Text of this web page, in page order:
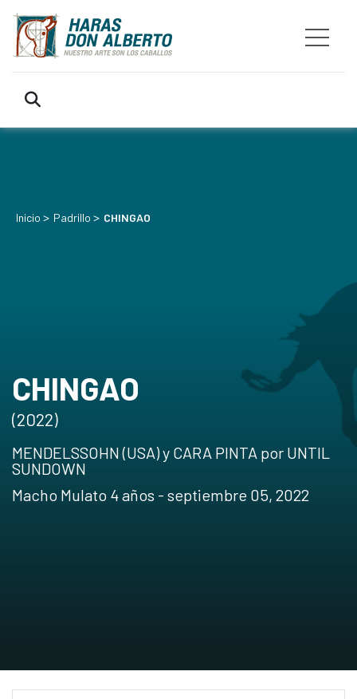
Inicio > Padrillo > CHINGAO
CHINGAO
(2022)
MENDELSSOHN (USA) y CARA PINTA por UNTIL
SUNDOWN
Macho Mulato 4 años - septiembre 05, 2022